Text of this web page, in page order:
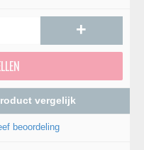
+
vergelijk
beoordeling